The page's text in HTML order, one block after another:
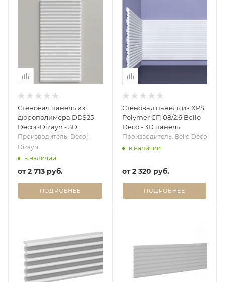
Стеновая панель из
дюрополимера DD925
Decor-Dizayn - 3D
панель
Производитель: Decor-
Dizayn
в наличии
от2 713 руб.
ПОДРОБНЕЕ
Стеновая панель из XPS
Polymer СП 08/2.6 Bello
Deco - 3D панель
Производитель: Bello Deco
в наличии
от2 320 руб.
ПОДРОБНЕЕ